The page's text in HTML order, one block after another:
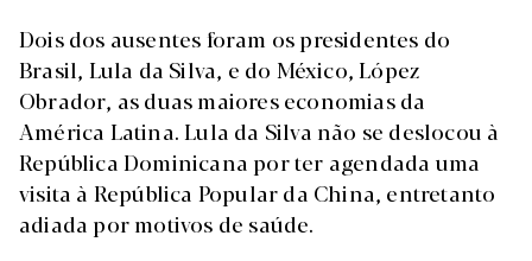
Dois dos ausentes foram os presidentes do
Brasil, Lula da Silva, e do México, López
Obrador, as duas maiores economias da
América Latina. Lula da Silva não se deslocou à
República Dominicana por ter agendada uma
visita à República Popular da China, entretanto
adiada por motivos de saúde.